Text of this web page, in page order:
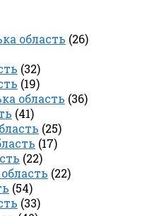
область (26)
(32)
(19)
область (36)
(41)
(25)
(17)
(22)
(22)
(54)
(33)